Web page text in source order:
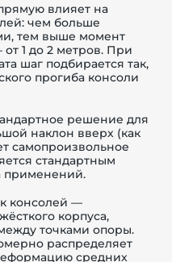
влияет на
чем больше
тем выше момент
1 до 2 метров. При
шаг подбирается так,
прогиба консоли
решение для
наклон вверх (как
самопроизвольное
стандартным
применений.
консолей —
корпуса,
точками опоры.
распределяет
средних